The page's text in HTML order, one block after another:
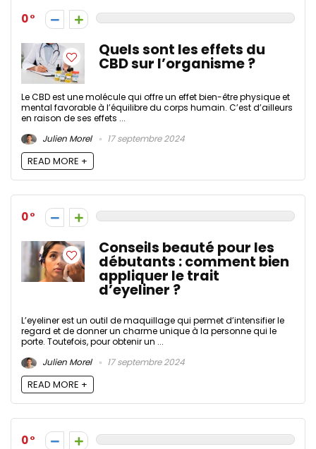
0
Quels sont les effets du
CBD sur l’organisme ?
Le CBD est une molécule qui offre un effet bien-être physique et
mental favorable à l’équilibre du corps humain. C’est d’ailleurs
en raison de ses effets ...
Julien Morel
17 septembre 2024
READ MORE +
0
Conseils beauté pour les
débutants : comment bien
appliquer le trait
d’eyeliner ?
L’eyeliner est un outil de maquillage qui permet d’intensifier le
regard et de donner un charme unique à la personne qui le
porte. Toutefois, pour obtenir un ...
Julien Morel
17 septembre 2024
READ MORE +
0